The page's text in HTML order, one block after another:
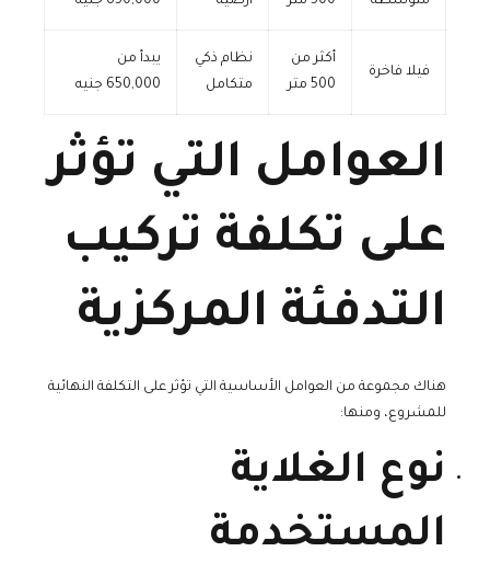
فيلا فاخرة
أكثر من
500 متر
نظام ذكي
متكامل
يبدأ من
650,000 جنيه
العوامل التي تؤثر
على تكلفة تركيب
التدفئة المركزية
هناك مجموعة من العوامل الأساسية التي تؤثر على التكلفة النهائية
للمشروع، ومنها:
نوع الغلاية
المستخدمة